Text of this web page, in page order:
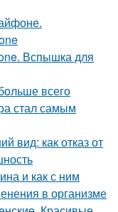
Вспышка для
всего
стал самым
вид: как отказ от
и как с ним
в организме